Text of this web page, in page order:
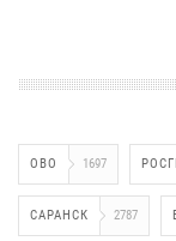
ОВО 1697
САРАНСК 2787